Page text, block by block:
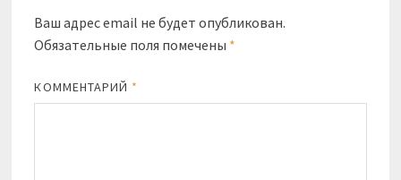
Ваш адрес email не будет опубликован.
Обязательные поля помечены *
КОММЕНТАРИЙ *